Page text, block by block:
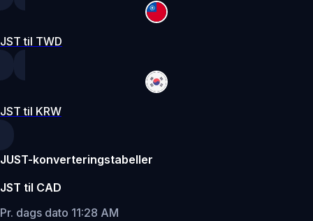
JST til TWD
JST til KRW
JUST-konverteringstabeller
JST til CAD
Pr. dags dato 11:28 AM